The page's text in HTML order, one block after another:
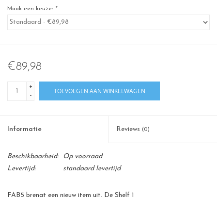
Maak een keuze: *
€89,98
+
-
TOEVOEGEN AAN WINKELWAGEN
Informatie Reviews (0)
Beschikbaarheid:
Op voorraad
Levertijd:
standaard levertijd
FAB5 brengt een nieuw item uit. De Shelf 1